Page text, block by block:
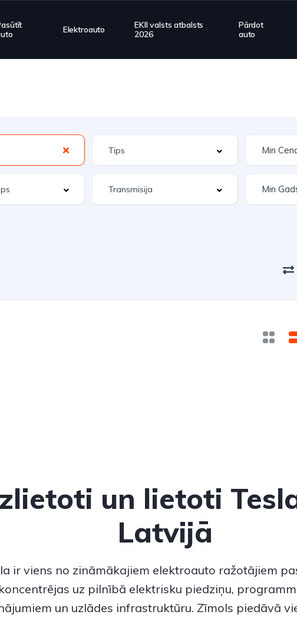
Elektroauto
EKII valsts atbalsts
2026
Pārdot
auto
un lietoti
Latvijā
ir viens no zināmākajiem elektroauto ražotājiem
koncentrējas uz pilnībā elektrisku piedziņu,
un uzlādes infrastruktūru. Zīmols piedāvā